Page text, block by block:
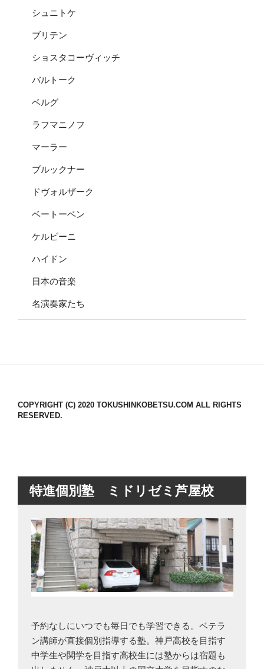
シュニトケ
ブリテン
ショスタコーヴィッチ
バルトーク
ベルグ
ラフマニノフ
マーラー
ブルックナー
ドヴォルザーク
ベートーベン
ケルビーニ
ハイドン
日本の音楽
名演奏家たち
COPYRIGHT (C) 2020 TOKUSHINKOBETSU.COM ALL RIGHTS
RESERVED.
特進個別塾 ミドリゼミ芦屋校
予約なしにいつでも毎日でも学習できる。ベテラ
ン講師が直接個別指導する塾。神戸高校を目指す
中学生や関学を目指す高校生には塾からは宿題も